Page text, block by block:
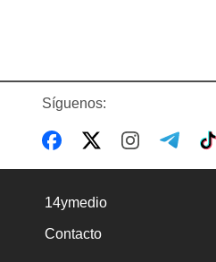
Síguenos:
14ymedio
Contacto